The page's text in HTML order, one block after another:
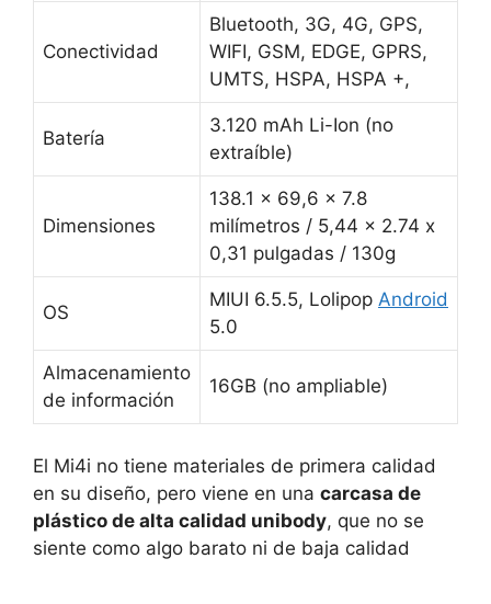
Conectividad
Bluetooth, 3G, 4G, GPS,
WIFI, GSM, EDGE, GPRS,
UMTS, HSPA, HSPA +,
Batería
3.120 mAh Li-Ion (no
extraíble)
Dimensiones
138.1 x 69,6 x 7.8
milímetros / 5,44 x 2.74 x
0,31 pulgadas / 130g
OS
MIUI 6.5.5, Lolipop Android
5.0
Almacenamiento
de información
16GB (no ampliable)
El Mi4i no tiene materiales de primera calidad
en su diseño, pero viene en una carcasa de
plástico de alta calidad unibody, que no se
siente como algo barato ni de baja calidad